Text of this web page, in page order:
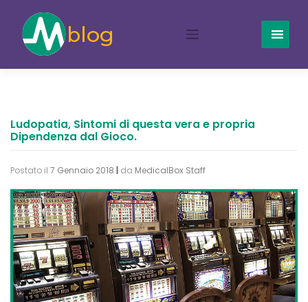
content
Ludopatia, Sintomi di questa vera e propria
Dipendenza dal Gioco.
Postato il 7 Gennaio 2018 | da MedicalBox Staff